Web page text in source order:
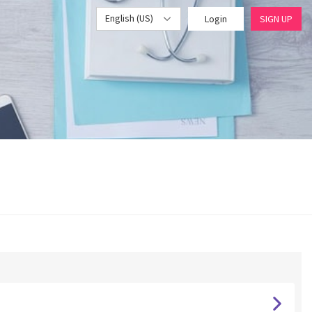
English (US) Login SIGN UP